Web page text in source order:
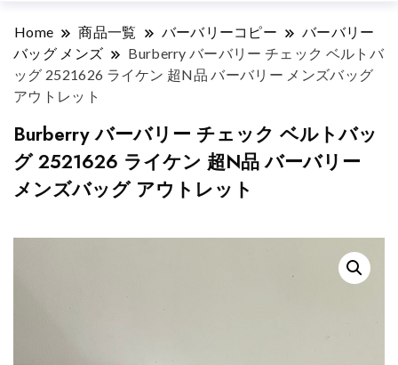
Home 商品一覧 バーバリーコピー
バーバリー
バッグ メンズ
Burberry バーバリー チェック ベルトバ
ッグ 2521626 ライケン 超N品 バーバリー メンズバッグ
アウトレット
Burberry バーバリー チェック ベルトバッ
グ 2521626 ライケン 超N品 バーバリー
メンズバッグ アウトレット